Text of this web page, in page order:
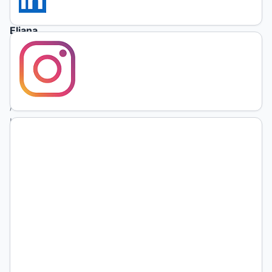
Eliana
Bussi
Conicet,
Argentina
/
Universitat